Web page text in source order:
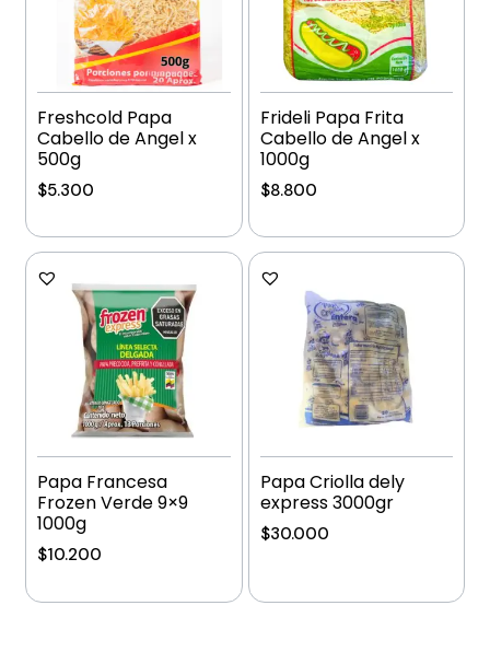
Freshcold Papa
Cabello de Angel x
500g
$5.300
Frideli Papa Frita
Cabello de Angel x
1000g
$8.800
Papa Francesa
Frozen Verde 9×9
1000g
$10.200
Papa Criolla dely
express 3000gr
$30.000